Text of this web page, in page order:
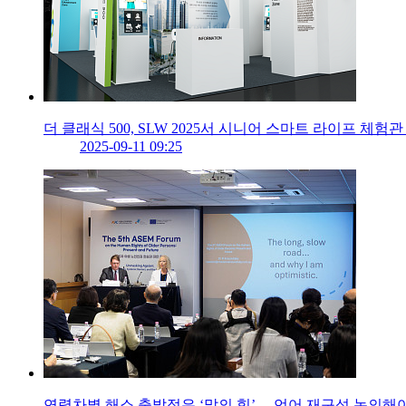
더 클래식 500, SLW 2025서 시니어 스마트 라이프 체험
2025-09-11 09:25